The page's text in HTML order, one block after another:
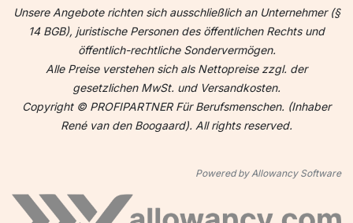
Unsere Angebote richten sich ausschließlich an Unternehmer (§
14 BGB), juristische Personen des öffentlichen Rechts und
öffentlich-rechtliche Sondervermögen.
Alle Preise verstehen sich als Nettopreise zzgl. der
gesetzlichen MwSt. und Versandkosten.
Copyright © PROFIPARTNER Für Berufsmenschen. (Inhaber
René van den Boogaard). All rights reserved.
Powered by Allowancy Software